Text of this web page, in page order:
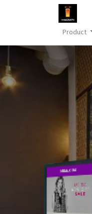
Product